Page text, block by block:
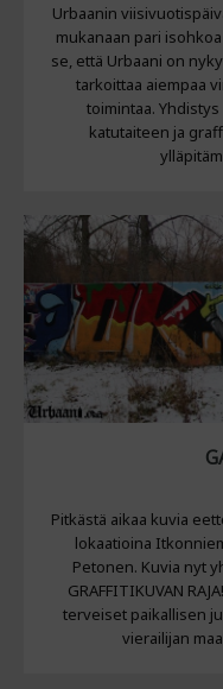
Urbaanin
mukanaan pari
se, että Urbaani on
tarkoittaa aiempaa
toimintaa.
katutaiteen ja
Pitkästä aikaa kuvia
lokaatioina
Petonen. Kuvia nyt
GRAFFITIKUVAN
terveiset paikallisen
vierailijan